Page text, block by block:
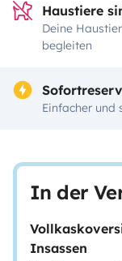
Haustiere
Deine
begleiten
Einfacher und
In der
Insassen